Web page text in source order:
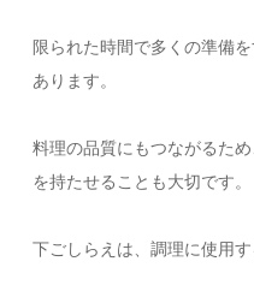
限られた時間で多くの準備
あります。
料理の品質にもつながるた
を持たせることも大切です。
下ごしらえは、調理に使用